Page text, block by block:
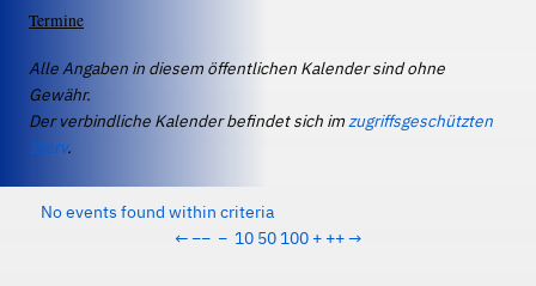
Termine
Alle Angaben in diesem öffentlichen Kalender sind ohne
Gewähr.
Der verbindliche Kalender befindet sich imzugriffsgeschützten
IServ.
No events found within criteria
← −− − 10 50 100 + ++→